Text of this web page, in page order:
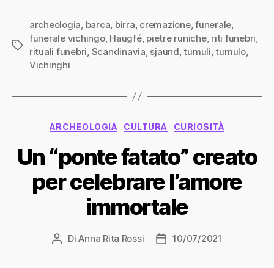
Tag
archeologia barca birra cremazione,funerale
funerale vichingo, Haugfé, pietre runiche, riti funebri
rituali funebri Scandinavia sjaund ,tumuli ,tumulo,
Vichinghi
Categorie
ARCHEOLOGIA CULTURA CURIOSITÀ
Un “ponte fatato” creato
per celebrare l’amore
immortale
Autore
DiAnna Rita Rossi
Data10/07/2021